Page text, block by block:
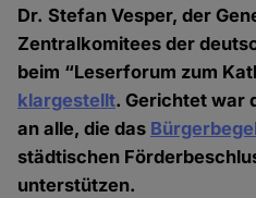
Dr. Stefan Vesper, der
Zentral­komitees der
beim “Leserforum zum
klargestellt. Gerichtet war
an alle, die das
städtischen
unter­stützen.